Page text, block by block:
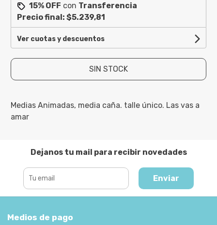
15% OFF con Transferencia
Precio final:$5.239,81
Ver cuotas y descuentos
SIN STOCK
Medias Animadas, media caña. talle único. Las vas a
amar
Dejanos tu mail para recibir novedades
Enviar
Medios de pago